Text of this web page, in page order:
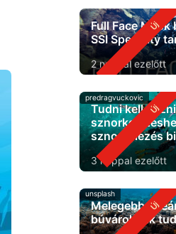
Full Face
SSI Specialty
2 nappal ezelőtt
predragvuckovic
Tudni kell
sznorkelezés
3 nappal ezelőtt
unsplash
Melegebb
búvároknak